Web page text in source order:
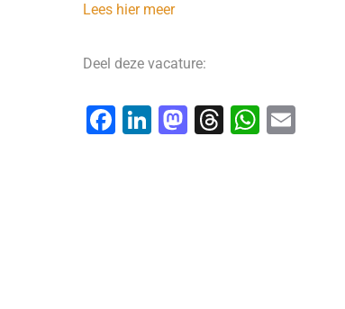
Lees hier meer
Deel deze vacature:
F
Li
M T
W